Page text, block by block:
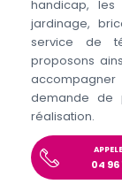
handicap,
jardinage,
service de
proposons
demande de
réalisation.
04 96